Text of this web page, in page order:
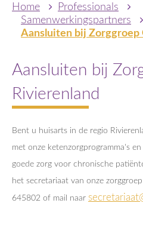
Home
Professionals
Samenwerkingspartners
Aansluiten bij Zorggroep
Aansluiten bij
Rivierenland
Bent u huisarts in de regio
met onze ketenzorgprogramma's
goede zorg voor chronische
het secretariaat van onze
645802 of mail naar